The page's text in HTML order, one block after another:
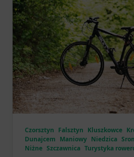
Czorsztyn Falsztyn Kluszkowce
Dunajcem Maniowy Niedzica
Niżne Szczawnica Turystyka